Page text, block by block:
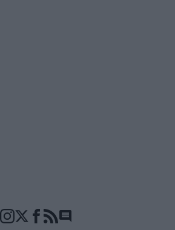
Go to comments seciton